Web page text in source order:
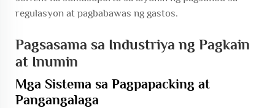
regulasyon at pagbabawas ng gastos.
Pagsasama sa Industriya ng Pagkain
at Inumin
Mga Sistema sa Pagpapacking at
Pangangalaga